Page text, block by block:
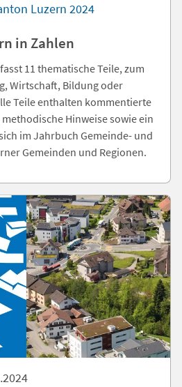
Luzern 2024
in Zahlen
11 thematische Teile, zum
Wirtschaft, Bildung oder
Teile enthalten kommentierte
Hinweise sowie ein
im Jahrbuch Gemeinde- und
Gemeinden und Regionen.